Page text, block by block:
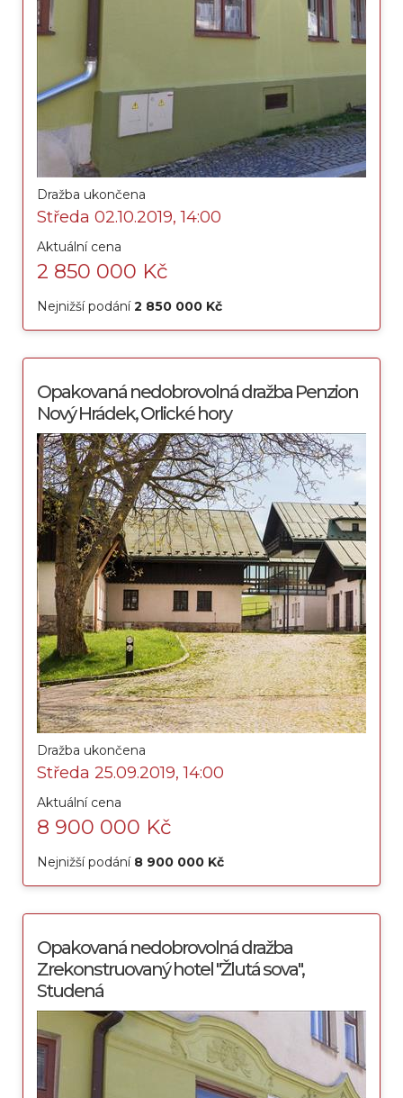
Dražba ukončena
Středa 02.10.2019, 14:00
Aktuální cena
2 850 000 Kč
Nejnižší podání2 850 000 Kč
Opakovaná nedobrovolná dražba Penzion
Nový Hrádek, Orlické hory
Dražba ukončena
Středa 25.09.2019, 14:00
Aktuální cena
8 900 000 Kč
Nejnižší podání 8 900 000 Kč
Opakovaná nedobrovolná dražba
Zrekonstruovaný hotel "Žlutá sova",
Studená